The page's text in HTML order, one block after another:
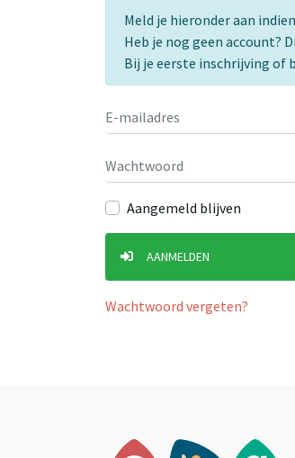
Meld je hieronder aan
Heb je nog geen account?
Bij je eerste inschrijving of
Aangemeld blijven
AANMELDEN
Wachtwoord vergeten?